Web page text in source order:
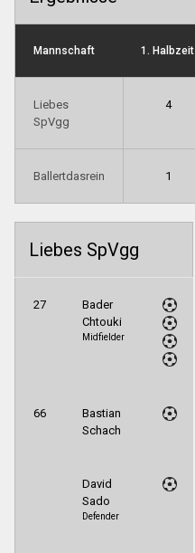
Mannschaft 1. Halbzeit
Liebes
SpVgg
4
Ballertdasrein 1
Liebes SpVgg
27
Bader
Chtouki
Midfielder
66
Bastian
Schach
David
Sado
Defender